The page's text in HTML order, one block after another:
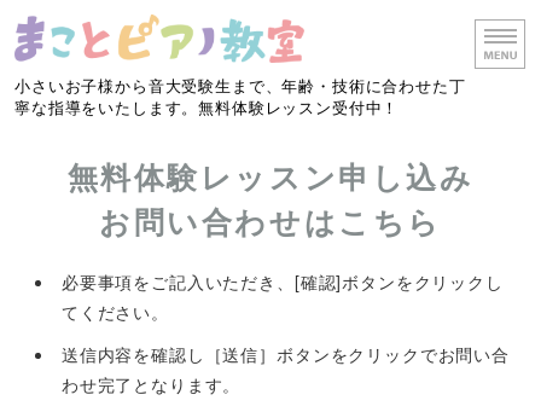
小さいお子様から音大受験生まで、年齢・技術に合わせた丁
寧な指導をいたします。無料体験レッスン受付中！
レッスン・料金
教室概要
お問い合わせ
無料体験レッスン申し込み
お問い合わせはこちら
必要事項をご記入いただき、[確認]ボタンをクリックし
てください。
送信内容を確認し［送信］ボタンをクリックでお問い合
わせ完了となります。